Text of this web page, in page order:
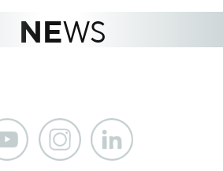
NEWS